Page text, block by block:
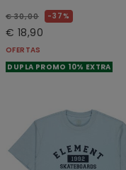
€ 30,00 37%
€ 18,90
OFERTAS
DUPLA PROMO 10% EXTRA